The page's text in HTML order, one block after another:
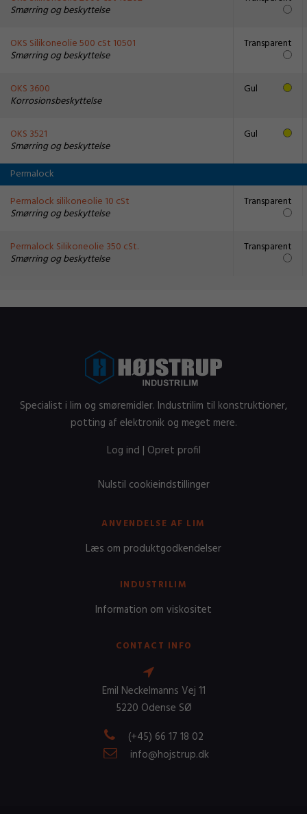
Smørring og beskyttelse
OKS Silikoneolie 500 cSt 10501
Smørring og beskyttelse
Transparent
OKS 3600
Korrosionsbeskyttelse
Gul
OKS 3521
Smørring og beskyttelse
Gul
Permalock
Permalock silikoneolie 10 cSt
Smørring og beskyttelse
Transparent
Permalock Silikoneolie 350 cSt.
Smørring og beskyttelse
Transparent
Specialist i lim og smøremidler. Industrilim til konstruktioner,
potting af elektronik og meget mere.
Log ind | Opret profil
Nulstil cookieindstillinger
ANVENDELSE AF LIM
Læs om produktgodkendelser
INDUSTRILIM
Information om viskositet
CONTACT INFO
Emil Neckelmanns Vej 11
5220 Odense SØ
(+45) 66 17 18 02
info@hojstrup.dk